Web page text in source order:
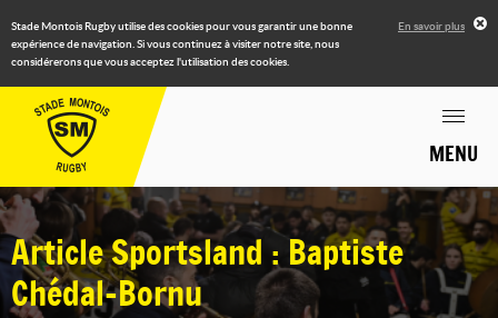
Stade Montois Rugby utilise des cookies pour vous garantir une bonne
expérience de navigation. Si vous continuez à visiter notre site, nous
considérerons que vous acceptez l'utilisation des cookies.
En savoir plus
MENU
Article Sportsland : Baptiste
Chédal-Bornu